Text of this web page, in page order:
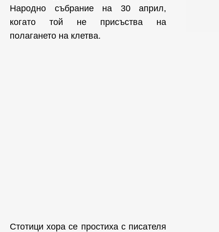
Народно събрание на 30 април,
когато той не присъства на
полагането на клетва.
Стотици хора се простиха с писателя